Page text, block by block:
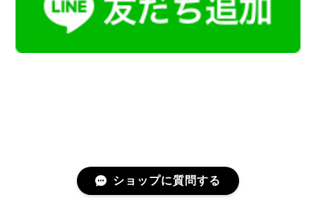
ショップに質問する